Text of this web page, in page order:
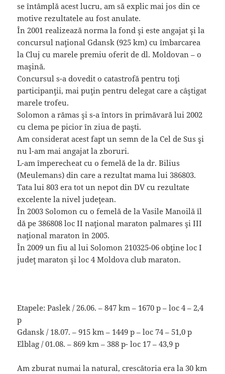
se întâmplă acest lucru, am să explic mai jos din ce
motive rezultatele au fost anulate.
În 2001 realizează norma la fond şi este angajat şi la
concursul naţional Gdansk (925 km) cu îmbarcarea
la Cluj cu marele premiu oferit de dl. Moldovan – o
maşină.
Concursul s-a dovedit o catastrofă pentru toţi
participanţii, mai puţin pentru delegat care a câştigat
marele trofeu.
Solomon a rămas şi s-a întors în primăvară lui 2002
cu clema pe picior în ziua de paşti.
Am considerat acest fapt un semn de la Cel de Sus şi
nu l-am mai angajat la zboruri.
L-am împerecheat cu o femelă de la dr. Bilius
(Meulemans) din care a rezultat mama lui 386803.
Tata lui 803 era tot un nepot din DV cu rezultate
excelente la nivel judeţean.
În 2003 Solomon cu o femelă de la Vasile Manoilă îl
dă pe 386808 loc II naţional maraton palmares şi III
naţional maraton în 2005.
În 2009 un fiu al lui Solomon 210325-06 obţine loc I
judeţ maraton şi loc 4 Moldova club maraton.
Etapele: Paslek / 26.06. – 847 km – 1670 p – loc 4 – 2,4
p
Gdansk / 18.07. – 915 km – 1449 p – loc 74 – 51,0 p
Elblag / 01.08. – 869 km – 388 p- loc 17 – 43,9 p
Am zburat numai la natural, crescătoria era la 30 km